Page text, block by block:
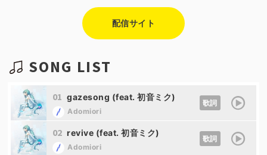
配信サイト
SONG LIST
01 gazesong (feat. 初音ミク)
Adomiori
歌詞
02 revive (feat. 初音ミク)
Adomiori
歌詞